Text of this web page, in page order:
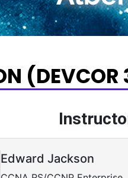
Edward Jackson